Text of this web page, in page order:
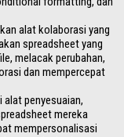
alat kolaborasi yang
spreadsheet yang
melacak perubahan,
dan mempercepat
alat penyesuaian,
mereka
mempersonalisasi